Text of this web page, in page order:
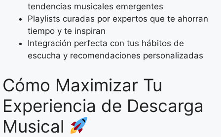
tendencias musicales emergentes
Playlists curadas por expertos que te ahorran
tiempo y te inspiran
Integración perfecta con tus hábitos de
escucha y recomendaciones personalizadas
Cómo Maximizar Tu
Experiencia de Descarga
Musical